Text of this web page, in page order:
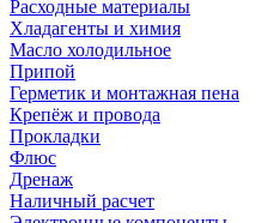
Расходные материалы
Хладагенты и химия
Масло холодильное
Припой
Герметик и монтажная пена
Крепёж и провода
Прокладки
Флюс
Дренаж
Наличный расчет